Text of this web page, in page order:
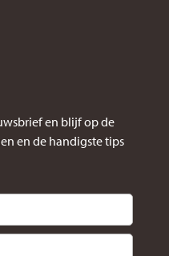
en blijf op de
en de handigste tips